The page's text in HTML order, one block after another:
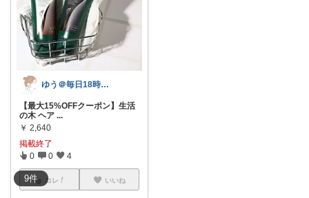
9件
ゆう＠毎日18時～更新＊
【最大15%OFFクーポン】生活
の木 ヘア ...
￥ 2,640
掲載終了
0 0 4
コレ いいね